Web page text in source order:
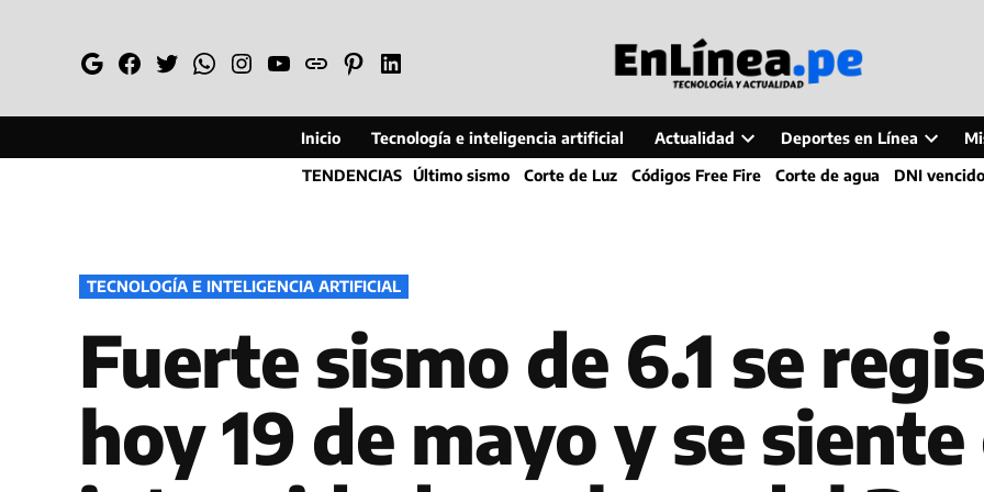
GoogleFacebook
TwitterWhatsapp
Instagram
YouTube
WebPinterestLinkedin
Inicio Tecnología e inteligencia artificial Actualidad
Open
dropdown
Deportes en Línea
Open
dropdown
TENDENCIAS Último sismo Corte de Luz Códigos Free Fire Corte de agua DNI vencido
PUBLICADO
EN
TECNOLOGÍA E INTELIGENCIA ARTIFICIAL
Fuerte sismo de 6.1 se
hoy 19 de mayo y se siente